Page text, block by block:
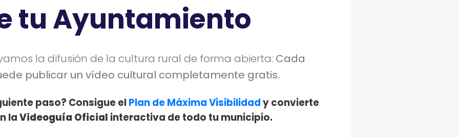
tu Ayuntamiento
la difusión de la cultura rural de forma abierta: Cada
publicar un vídeo cultural completamente gratis.
paso? Consigue el Plan de Máxima Visibilidad y convierte
la Videoguía Oficial interactiva de todo tu municipio.